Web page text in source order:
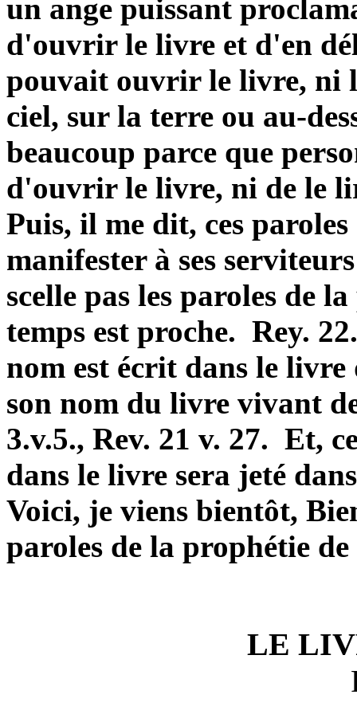
un ange puissant
d'ouvrir le livre et d'en
pouvait ouvrir le livre, ni
ciel, sur la terre ou au-
beaucoup parce que
d'ouvrir le livre, ni de le
Puis, il me dit, ces
manifester à ses
scelle pas les paroles de
temps est proche. Rey.
nom est écrit dans le
son nom du livre vivant
3.v.5., Rev. 21 v. 27. Et,
dans le livre sera jeté
Voici, je viens bientôt,
paroles de la prophétie
LE